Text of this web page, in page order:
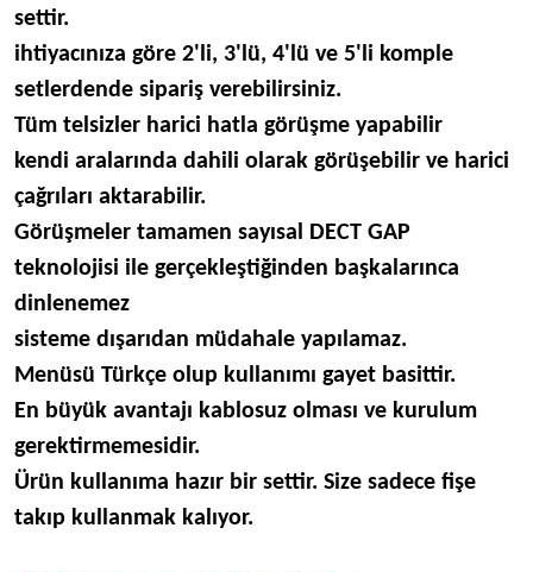
settir.
ihtiyacınıza göre 2'li, 3'lü, 4'lü ve 5'li komple
setlerdende sipariş verebilirsiniz.
Tüm telsizler harici hatla görüşme yapabilir
kendi aralarında dahili olarak görüşebilir ve harici
çağrıları aktarabilir.
Görüşmeler tamamen sayısal DECT GAP
teknolojisi ile gerçekleştiğinden başkalarınca
dinlenemez
sisteme dışarıdan müdahale yapılamaz.
Menüsü Türkçe olup kullanımı gayet basittir.
En büyük avantajı kablosuz olması ve kurulum
gerektirmemesidir.
Ürün kullanıma hazır bir settir. Size sadece fişe
takıp kullanmak kalıyor.